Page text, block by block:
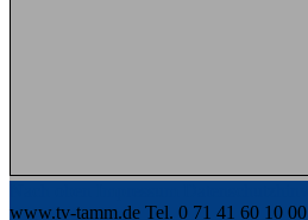
www.tv-tamm.de Tel. 0 71 41 60 10 00